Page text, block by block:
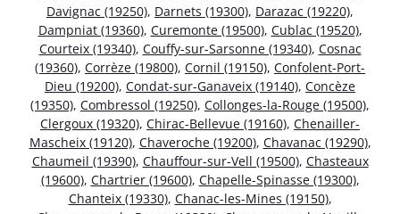
Davignac (19250), Darnets (19300), Darazac (19220),
Dampniat (19360), Curemonte (19500), Cublac (19520),
Courteix (19340), Couffy-sur-Sarsonne (19340), Cosnac
(19360), Corrèze (19800), Cornil (19150), Confolent-Port-
Dieu (19200), Condat-sur-Ganaveix (19140), Concèze
(19350), Combressol (19250), Collonges-la-Rouge (19500),
Clergoux (19320), Chirac-Bellevue (19160), Chenailler-
Mascheix (19120), Chaveroche (19200), Chavanac (19290),
Chaumeil (19390), Chauffour-sur-Vell (19500), Chasteaux
(19600), Chartrier (19600), Chapelle-Spinasse (19300),
Chanteix (19330), Chanac-les-Mines (19150),